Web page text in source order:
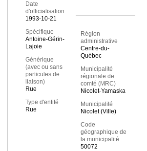
Date
d'officialisation
1993-10-21
Spécifique
Antoine-Gérin-
Lajoie
Générique
(avec ou sans
particules de
liaison)
Rue
Type d'entité
Rue
Région
administrative
Centre-du-
Québec
Municipalité
régionale de
comté (MRC)
Nicolet-Yamaska
Municipalité
Nicolet (Ville)
Code
géographique de
la municipalité
50072